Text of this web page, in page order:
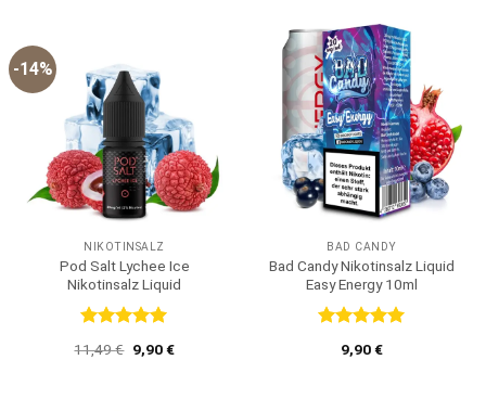
-14%
NIKOTINSALZ
Pod Salt Lychee Ice
Nikotinsalz Liquid
Bewertet
mit 5von
11,49€ Ursprünglicher
Preis
9,90€Aktueller
BAD CANDY
Bad Candy Nikotinsalz Liquid
Easy Energy 10ml
Bewertet
mit5von
9,90€